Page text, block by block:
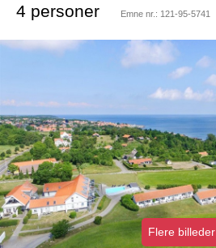
4 personer Emne nr.: 121-95-5741
Flere billeder